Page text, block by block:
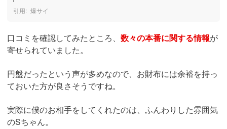
爆サイ
口コミを確認してみたところ、 数々の本番に関する情報が
寄せられていました。
円盤だったという声が多めなので、お財布には余裕を持っ
ておいた方が良さそうですね。
実際に僕のお相手をしてくれたのは、ふんわりした雰囲気
のSちゃん。